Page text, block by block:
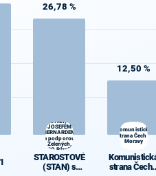
26,78 %
(STAN) s
JOSEFEM
BERNARDEM
a podporou
Zelených,
PRO Plzeň a
Idealistů
STAROSTOVÉ
(STAN) s
12,50 %
Komunistická
strana Čech a
Moravy
strana Čech